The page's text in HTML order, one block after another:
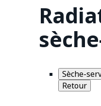
Sèche-
Retour